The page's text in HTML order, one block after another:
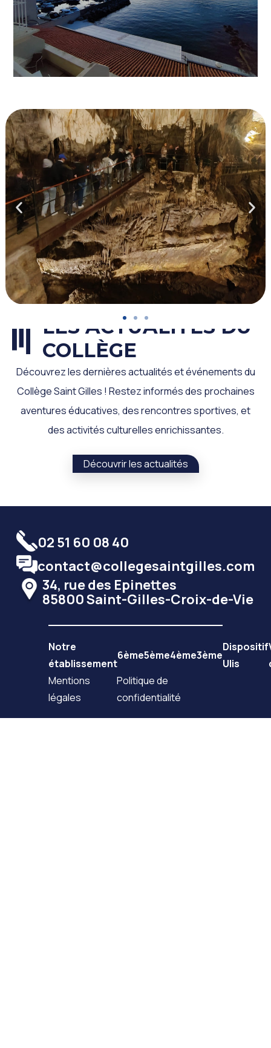
LES ACTUALITÉS DU
COLLÈGE
Découvrez les dernières actualités et événements du
Collège Saint Gilles ! Restez informés des prochaines
aventures éducatives, des rencontres sportives, et
des activités culturelles enrichissantes.
Découvrir les actualités
02 51 60 08 40
contact@collegesaintgilles.com
34, rue des Epinettes
85800 Saint-Gilles-Croix-de-Vie
Notre
établissement
6ème5ème4ème3ème
Dispositif
Ulis
Mentions
légales
Politique de
confidentialité